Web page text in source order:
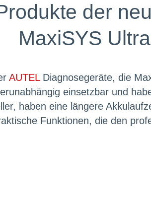
der
MaxiSYS
AUTELDiagnosegeräte, die
einsetzbar und
haben eine längere
Funktionen, die den